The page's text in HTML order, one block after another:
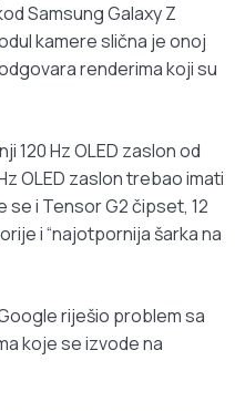
Samsung Galaxy Z
kamere slična je onoj
renderima koji su
120 Hz OLED zaslon od
OLED zaslon trebao imati
se i Tensor G2 čipset, 12
i “najotpornija šarka na
riješio problem sa
koje se izvode na